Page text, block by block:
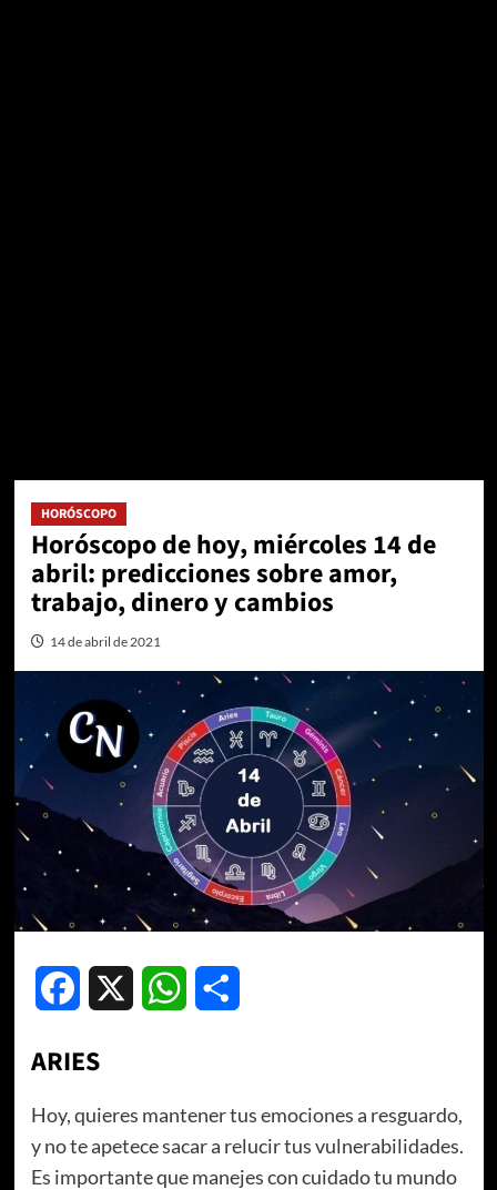
HORÓSCOPO
Horóscopo de hoy, miércoles 14 de
abril: predicciones sobre amor,
trabajo, dinero y cambios
14 de abril de 2021
Facebook WhatsApp
ARIES
Hoy, quieres mantener tus emociones a resguardo,
y no te apetece sacar a relucir tus vulnerabilidades.
Es importante que manejes con cuidado tu mundo